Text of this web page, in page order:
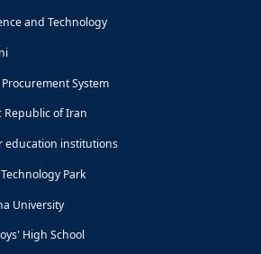
and Technology
System
Republic of Iran
education institutions
Park
University
High School